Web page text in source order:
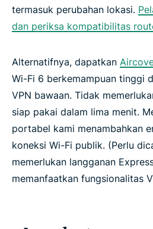
termasuk perubahan lokasi.
dan periksa kompatibilitas
Alternatifnya, dapatkan
Wi-Fi 6 berkemampuan tinggi
VPN bawaan. Tidak
siap pakai dalam lima menit.
portabel kami menambahkan
koneksi Wi-Fi publik. (Perlu
memerlukan langganan
memanfaatkan fungsionalitas